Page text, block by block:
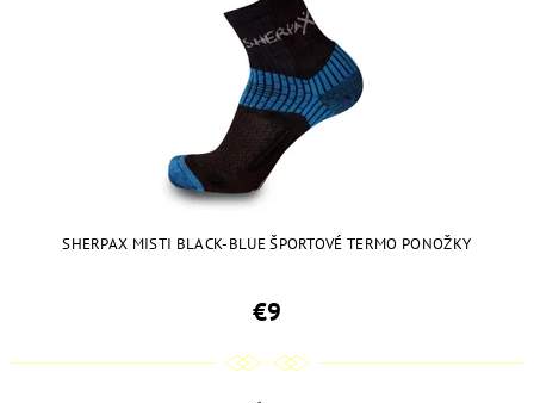
SHERPAX MISTI BLACK-BLUE ŠPORTOVÉ TERMO PONOŽKY
€9